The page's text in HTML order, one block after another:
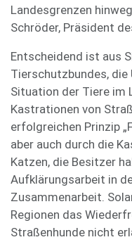
Landesgrenzen
Schröder, Präsident
Entscheidend ist aus
Tierschutzbundes, die
Situation der Tiere im
Kastrationen von
erfolgreichen Prinzip
aber auch durch die
Katzen, die Besitzer
Aufklärungsarbeit in
Zusammenarbeit.
Regionen das
Straßenhunde nicht